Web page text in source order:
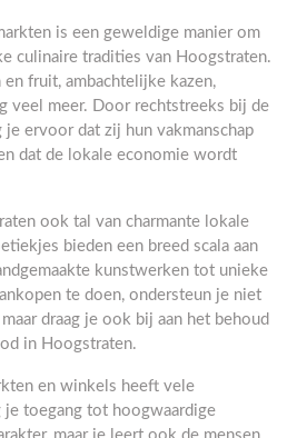
is een geweldige manier om
culinaire tradities van Hoogstraten.
fruit, ambachtelijke kazen,
veel meer. Door rechtstreeks bij de
ervoor dat zij hun vakmanschap
dat de lokale economie wordt
ook tal van charmante lokale
bieden een breed scala aan
kunstwerken tot unieke
te doen, ondersteun je niet
draag je ook bij aan het behoud
in Hoogstraten.
en winkels heeft vele
toegang tot hoogwaardige